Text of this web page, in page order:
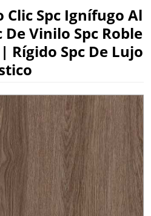
Spc Ignífugo Al
Vinilo Spc Roble
Rígido Spc De Lujo